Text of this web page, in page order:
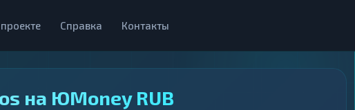
Справка Контакты
на ЮMoney RUB